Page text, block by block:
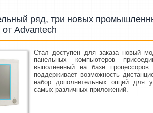
ряд, три новых
Advantech
Стал доступен для заказа новый
панельных компьютеров
выполненный на базе процессоров
поддерживает возможность
набор дополнительных опций для
самых различных приложений.